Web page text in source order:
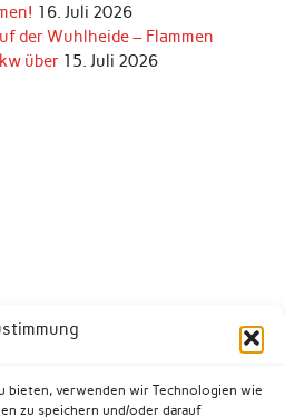
bieten, verwenden wir Technologien wie
zu speichern und/oder darauf
16. Juli 2026
der Wuhlheide – Flammen
über 15. Juli 2026